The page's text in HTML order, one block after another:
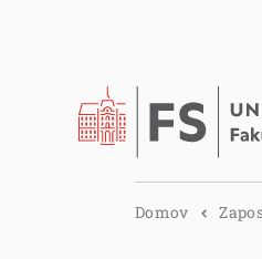
Domov